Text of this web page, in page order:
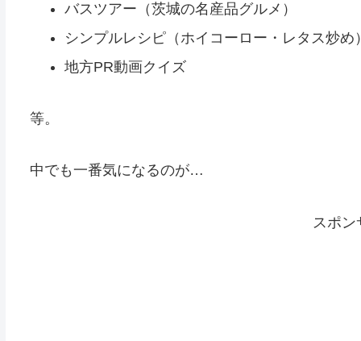
バスツアー（茨城の名産品グルメ）
シンプルレシピ（ホイコーロー・レタス炒め）
地方PR動画クイズ
等。
中でも一番気になるのが…
スポン